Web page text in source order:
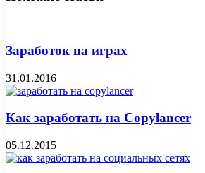
Заработок на играх
31.01.2016
Как заработать на Copylancer
05.12.2015